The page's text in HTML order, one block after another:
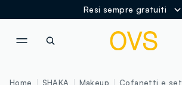
Resi sempre gratuiti
Home SHAKA Makeup Cofanetti e set